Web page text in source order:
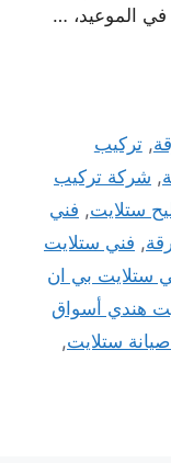
الموعيد، …
,تركيب
, شركة تركيب
ستلايت, فني
, فني ستلايت
ستلايت بي ان
هندي أسواق
ستلايت,